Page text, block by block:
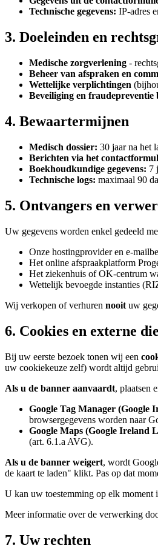
Technische gegevens: IP-adres
3. Doeleinden en
Medische zorgverlening -
Beheer van afspraken en
Wettelijke verplichtingen
Beveiliging en
4. Bewaartermijnen
Medisch dossier: 30 jaar na het
Berichten via het
Boekhoudkundige gegevens: 7
Technische logs: maximaal 90
5. Ontvangers en
Uw gegevens worden enkel gedeeld
Onze hostingprovider en e-
Het online afspraakplatform
Het ziekenhuis of OK-centrum
Wettelijk bevoegde instanties
Wij verkopen of verhuren nooit uw
6. Cookies en externe
Bij uw eerste bezoek tonen wij een
uw cookiekeuze zelf) wordt altijd
Als u de banner aanvaardt, plaatsen
Google Tag Manager (Google
browsergegevens worden naar
Google Maps (Google Ireland
(art. 6.1.a AVG).
Als u de banner weigert, wordt
de kaart te laden" klikt. Pas op dat
U kan uw toestemming op elk moment
Meer informatie over de verwerking
7. Uw rechten